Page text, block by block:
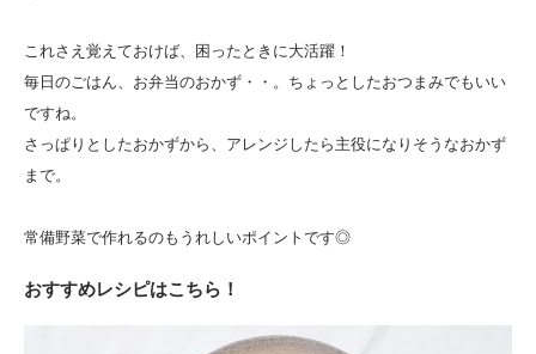
これさえ覚えておけば、困ったときに大活躍！
毎日のごはん、お弁当のおかず・・。ちょっとしたおつまみでもいい
ですね。
さっぱりとしたおかずから、アレンジしたら主役になりそうなおかず
まで。
常備野菜で作れるのもうれしいポイントです◎
おすすめレシピはこちら！